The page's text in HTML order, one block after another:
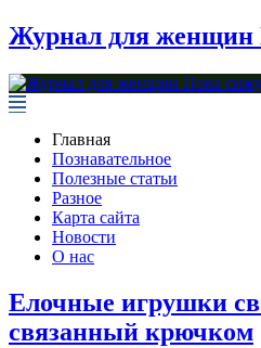
Журнал для женщин
Главная
Познавательное
Полезные статьи
Разное
Карта сайта
Новости
О нас
Елочные игрушки
связанный крючком